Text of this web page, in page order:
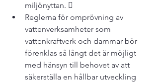
miljönyttan. 
Reglerna för omprövning av
vattenverksamheter som
vattenkraftverk och dammar bör
förenklas så långt det är möjligt
med hänsyn till behovet av att
säkerställa en hållbar utveckling